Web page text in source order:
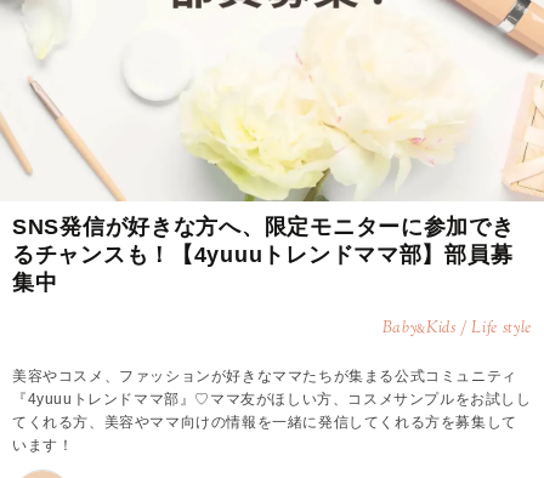
SNS発信が好きな方へ、限定モニターに参加でき
るチャンスも！【4yuuuトレンドママ部】部員募
集中
Baby&Kids / Life style
美容やコスメ、ファッションが好きなママたちが集まる公式コミュニティ
『4yuuuトレンドママ部』♡ママ友がほしい方、コスメサンプルをお試しし
てくれる方、美容やママ向けの情報を一緒に発信してくれる方を募集して
います！